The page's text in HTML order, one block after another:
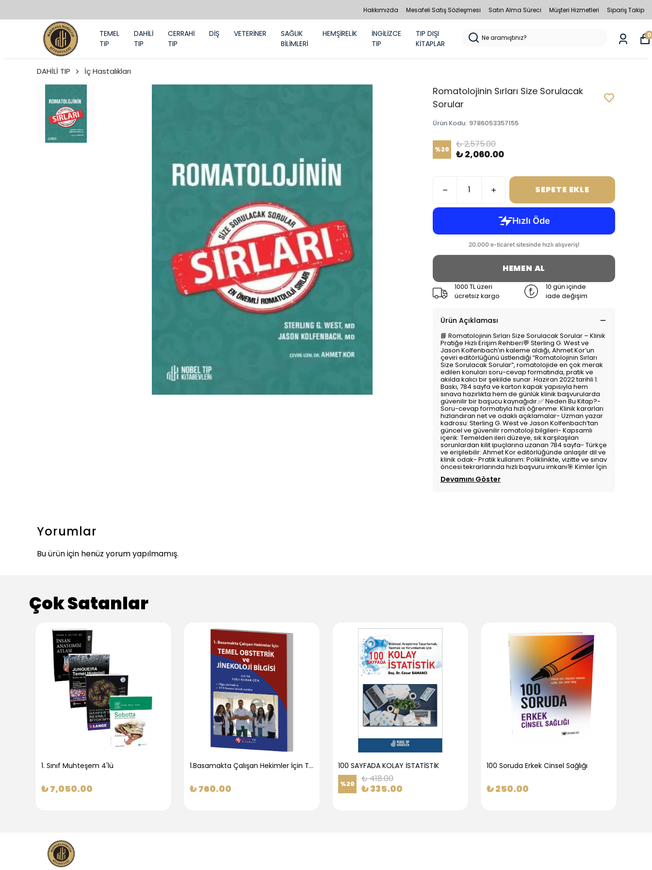
Hakkımızda Mesafeli Satış Sözleşmesi Satın Alma Süreci Müşteri Hizmetleri Sipariş Takip
TEMEL
TIP
DAHİLİ
TIP
CERRAHİ
TIP
DİŞ VETERİNER
SAĞLIK
BİLİMLERİ
HEMŞİRELİK
İNGİLİZCE
TIP
TIP DIŞI
KİTAPLAR
0
DAHİLİ TIP İç Hastalıkları
Romatolojinin Sırları Size Sorulacak
Sorular
Ürün Kodu: 9786053357155
%20 ₺ 2,575.00
₺ 2,060.00
SEPETE EKLE
HEMEN AL
1000 TL üzeri
ücretsiz kargo
10 gün içinde
iade değişim
Ürün Açıklaması
📘 Romatolojinin Sırları Size Sorulacak Sorular – Klinik
Pratiğe Hızlı Erişim Rehberi💬 Sterling G. West ve
Jason Kolfenbach’ın kaleme aldığı, Ahmet Kor’un
çeviri editörlüğünü üstlendiği “Romatolojinin Sırları
Size Sorulacak Sorular”, romatolojide en çok merak
edilen konuları soru-cevap formatında, pratik ve
akılda kalıcı bir şekilde sunar. Haziran 2022 tarihli 1.
Baskı, 784 sayfa ve karton kapak yapısıyla hem
sınava hazırlıkta hem de günlük klinik başvurularda
güvenilir bir başucu kaynağıdır.✅ Neden Bu Kitap?-
Soru-cevap formatıyla hızlı öğrenme: Klinik kararları
hızlandıran net ve odaklı açıklamalar- Uzman yazar
kadrosu: Sterling G. West ve Jason Kolfenbach’tan
güncel ve güvenilir romatoloji bilgileri- Kapsamlı
içerik: Temelden ileri düzeye, sık karşılaşılan
sorunlardan kilit ipuçlarına uzanan 784 sayfa- Türkçe
ve erişilebilir: Ahmet Kor editörlüğünde anlaşılır dil ve
klinik odak- Pratik kullanım: Poliklinikte, vizitte ve sınav
öncesi tekrarlarında hızlı başvuru imkanı🎯 Kimler İçin
Devamını Göster
Yorumlar
Bu ürün için henüz yorum yapılmamış.
Çok Satanlar
1. Sınıf Muhteşem 4'lü
₺ 7,050.00
1.Basamakta Çalışan Hekimler İçin Temel Obstetrik Ve Jinekoloji Bilgisi
₺ 760.00
100 SAYFADA KOLAY İSTATİSTİK
%20 ₺ 418.00
₺ 335.00
100 Soruda Erkek Cinsel Sağlığı
₺ 250.00